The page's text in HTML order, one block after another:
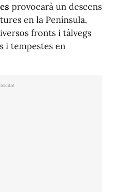
provocarà un descens
en la Península,
fronts i tàlvegs
i tempestes en